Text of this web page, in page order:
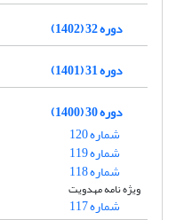
دوره 32 (1402)
دوره 31 (1401)
دوره 30 (1400)
شماره 120
شماره 119
شماره 118
ویژه نامه مهدویت
شماره 117